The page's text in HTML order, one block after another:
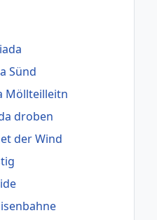
Sünd
Möllteilleitn
droben
der Wind